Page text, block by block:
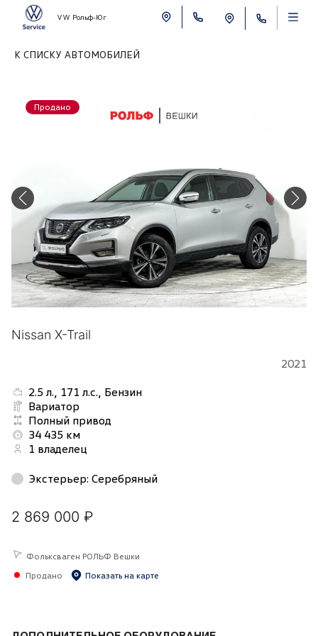
VW Рольф-Юг
К СПИСКУ АВТОМОБИЛЕЙ
Продано
Nissan X-Trail
2021
2.5 л., 171 л.с., Бензин
Вариатор
Полный привод
34 435 км
1 владелец
Экстерьер: Серебряный
2 869 000 ₽
Фольксваген РОЛЬФ Вешки
Продано
Показать на карте